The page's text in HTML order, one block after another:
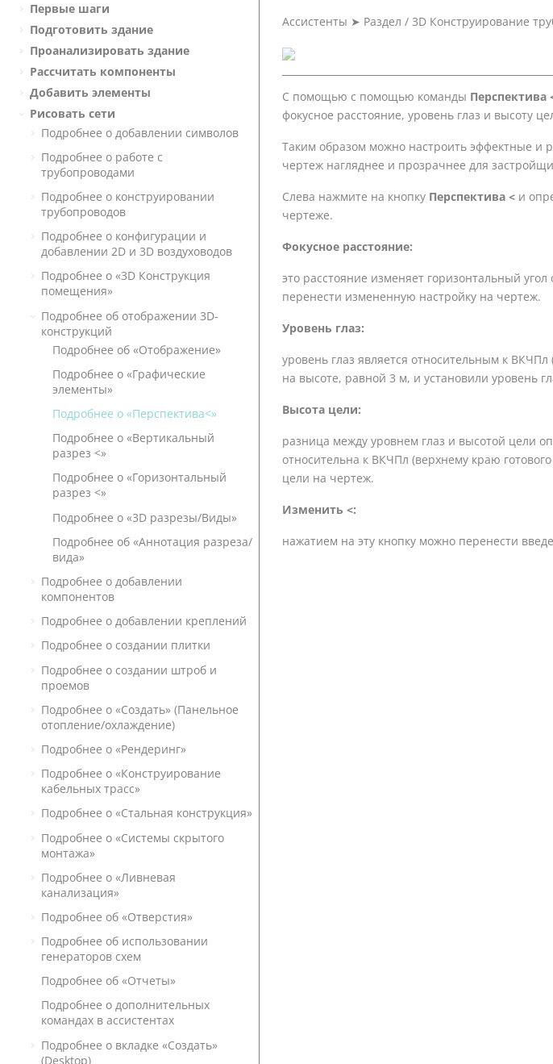
Первые шаги
Подготовить здание
Проанализировать здание
Рассчитать компоненты
Добавить элементы
Рисовать сети
Подробнее о добавлении символов
Подробнее о работе с
трубопроводами
Подробнее о конструировании
трубопроводов
Подробнее о конфигурации и
добавлении 2D и 3D воздуховодов
Подробнее о «3D Конструкция
помещения»
Подробнее об отображении 3D-
конструкций
Подробнее об «Отображение»
Подробнее о «Графические
элементы»
Подробнее о «Перспектива<»
Подробнее о «Вертикальный
разрез <»
Подробнее о «Горизонтальный
разрез <»
Подробнее о «3D разрезы/Виды»
Подробнее об «Аннотация разреза/
вида»
Подробнее о добавлении
компонентов
Подробнее о добавлении креплений
Подробнее о создании плитки
Подробнее о создании штроб и
проемов
Подробнее о «Создать» (Панельное
отопление/охлаждение)
Подробнее о «Рендеринг»
Подробнее о «Конструирование
кабельных трасс»
Подробнее о «Стальная конструкция»
Подробнее о «Системы скрытого
монтажа»
Подробнее о «Ливневая
канализация»
Подробнее об «Отверстия»
Подробнее об использовании
генераторов схем
Подробнее об «Отчеты»
Подробнее о дополнительных
командах в ассистентах
Подробнее о вкладке «Создать»
(Desktop)
Ассистенты ➤ Раздел / 3D Конструирование
С помощью с помощью команды Перспектива
фокусное расстояние, уровень глаз и высоту
Таким образом можно настроить эффектные и
чертеж нагляднее и прозрачнее для
Слева нажмите на кнопку Перспектива < и
чертеже.
Фокусное расстояние:
это расстояние изменяет горизонтальный
перенести измененную настройку на чертеж.
Уровень глаз:
уровень глаз является относительным к
на высоте, равной 3 м, и установили уровень
Высота цели:
разница между уровнем глаз и высотой цели
относительна к ВКЧПл (верхнему краю
цели на чертеж.
Изменить <:
нажатием на эту кнопку можно перенести